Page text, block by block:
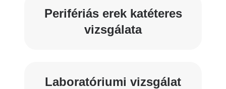
Perifériás erek katéteres
vizsgálata
Laboratóriumi vizsgálat